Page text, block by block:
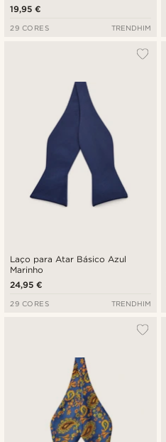
19,95 €
29 CORES TRENDHIM
Laço para Atar Básico Azul
Marinho
24,95 €
29 CORES TRENDHIM